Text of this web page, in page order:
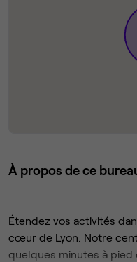
À propos de ce
Étendez vos activités
cœur de Lyon. Notre
quelques minutes à